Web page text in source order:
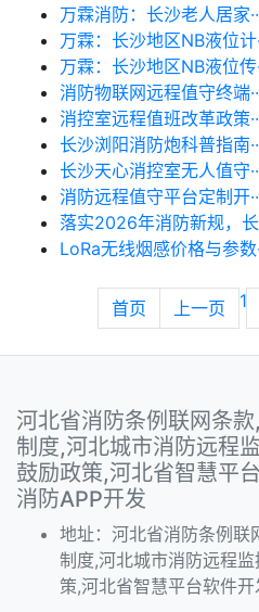
万霖消防：长沙老人居家
万霖：长沙地区NB液位计
万霖：长沙地区NB液位传
消防物联网远程值守终端
消控室远程值班改革政策
长沙浏阳消防炮科普指南
长沙天心消控室无人值守
消防远程值守平台定制开
落实2026年消防新规，长
LoRa无线烟感价格与参数
首页 上一页 1
河北省消防条例联网条
制度,河北城市消防远程
鼓励政策,河北省智慧平
消防APP开发
地址：河北省消防条例联
制度,河北城市消防远程
策,河北省智慧平台软件